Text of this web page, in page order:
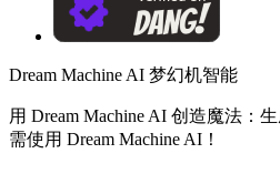
Dream Machine AI 梦幻机智能
用 Dream Machine AI 创造魔法：
需使用 Dream Machine AI！